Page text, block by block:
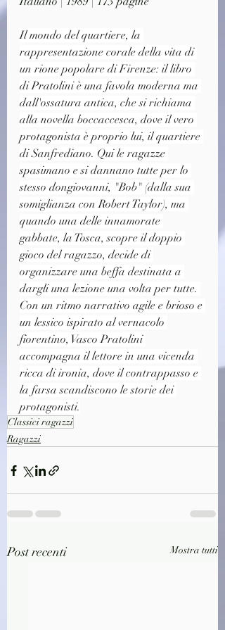
Il mondo del quartiere, la
rappresentazione corale della vita di
un rione popolare di Firenze: il libro
di Pratolini è una favola moderna ma
dall'ossatura antica, che si richiama
alla novella boccaccesca, dove il vero
protagonista è proprio lui, il quartiere
di Sanfrediano. Qui le ragazze
spasimano e si dannano tutte per lo
stesso dongiovanni, "Bob" (dalla sua
somiglianza con Robert Taylor), ma
quando una delle innamorate
gabbate, la Tosca, scopre il doppio
gioco del ragazzo, decide di
organizzare una beffa destinata a
dargli una lezione una volta per tutte.
Con un ritmo narrativo agile e brioso e
un lessico ispirato al vernacolo
fiorentino, Vasco Pratolini
accompagna il lettore in una vicenda
ricca di ironia, dove il contrappasso e
la farsa scandiscono le storie dei
protagonisti.
Classici ragazzi
Ragazzi
Post recenti Mostra tutti